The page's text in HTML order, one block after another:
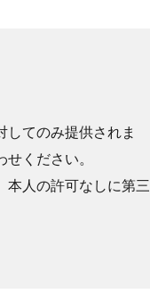
てのみ提供されま
ください。
本人の許可なしに第三